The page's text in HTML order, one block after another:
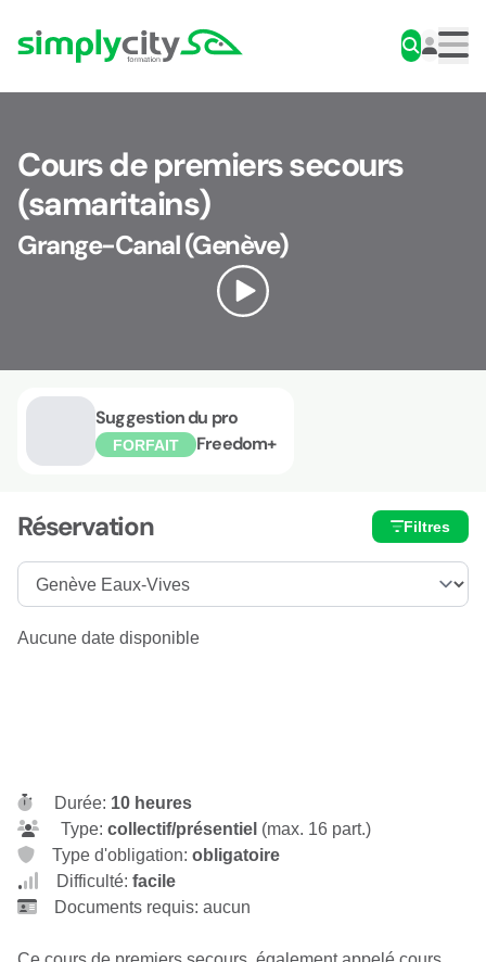
Simplycity
Cours de premiers secours
(samaritains)
Grange-Canal (Genève)
Suggestion du pro
FORFAIT Freedom+
Durée: 10 heures
Type: collectif/présentiel (max. 16 part.)
Type d'obligation: obligatoire
Difficulté: facile
Documents requis: aucun
Réservation Filtres
Aucune date disponible